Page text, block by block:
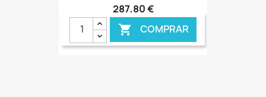
287,80 €
 COMPRAR